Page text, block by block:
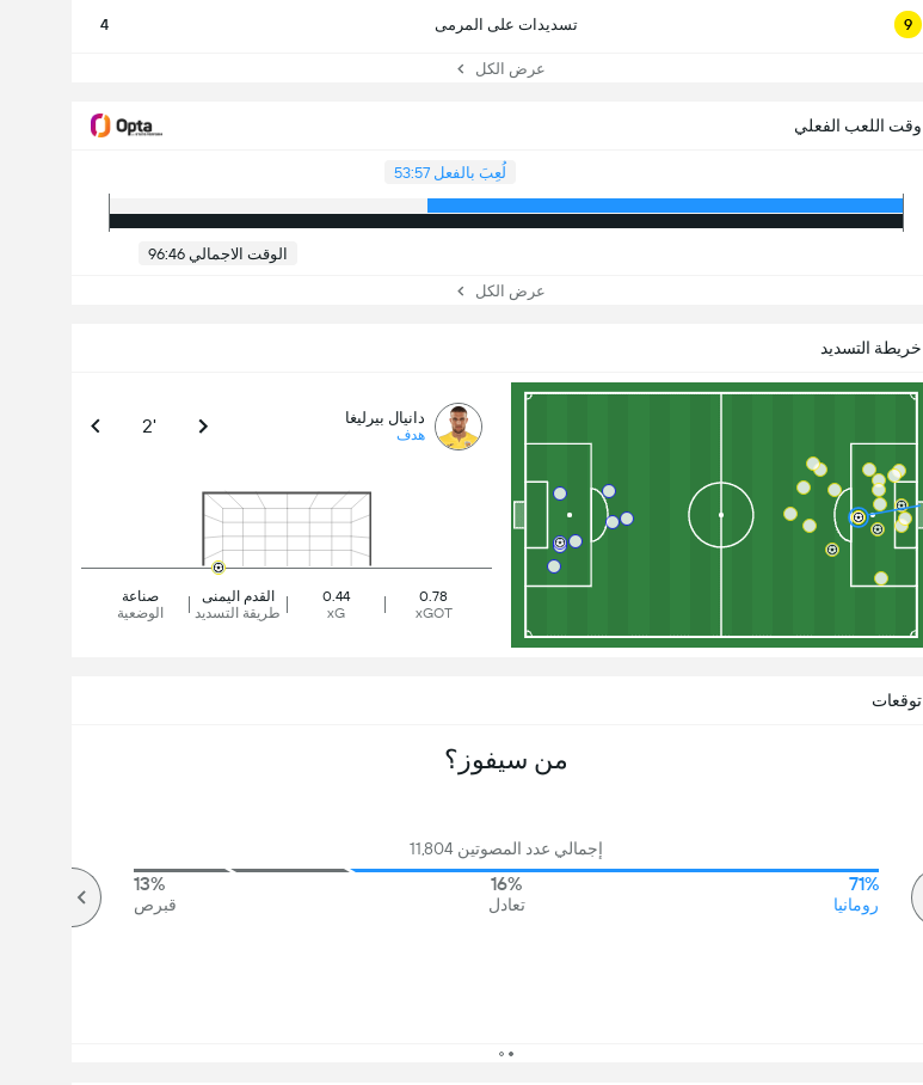
9 تسديدات على المرمى 4
عرض الكل
وقت اللعب الفعلي
لُعِبَ بالفعل 53:57
الوقت الاجمالي 96:46
عرض الكل
خريطة التسديد
دانيال بيرليغا
هدف 2'
صناعة
الوضعية
القدم اليمنى
طريقة التسديد
0.44
xG
0.78
xGOT
توقعات
من سيفوز؟
إجمالي عدد المصوتين 11,804
71%
رومانيا
16%
تعادل
13%
قبرص